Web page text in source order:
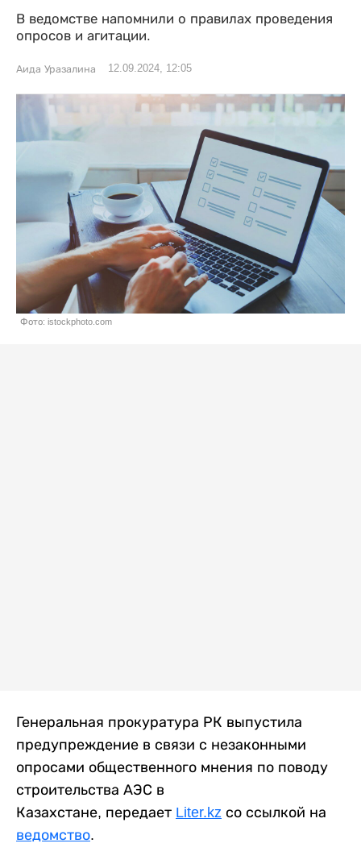
В ведомстве напомнили о правилах проведения
опросов и агитации.
Аида Уразалина 12.09.2024, 12:05
Фото: istockphoto.com
Генеральная прокуратура РК выпустила
предупреждение в связи с незаконными
опросами общественного мнения по поводу
строительства АЭС в
Казахстане, передает Liter.kz со ссылкой на
ведомство.